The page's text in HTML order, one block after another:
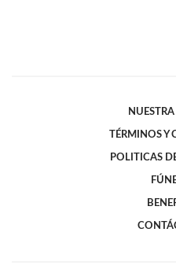
TÉRMINOS Y
POLITICAS